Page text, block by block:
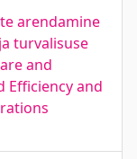
arendamine
turvalisuse
and
Efficiency and